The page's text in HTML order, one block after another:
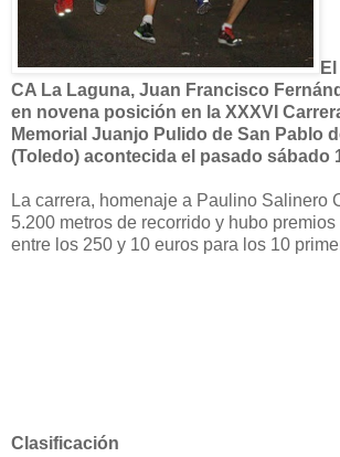
CA La Laguna, Juan Francisco
en novena posición en la XXXVI
Memorial Juanjo Pulido de San Pablo
(Toledo) acontecida el pasado sábado
La carrera, homenaje a Paulino Salinero
5.200 metros de recorrido y hubo
entre los 250 y 10 euros para los 10
Clasificación